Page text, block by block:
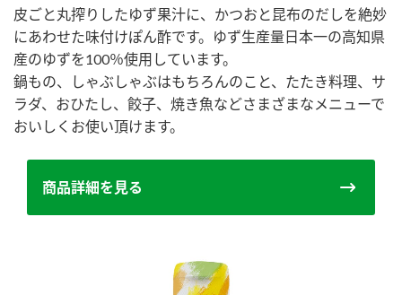
皮ごと丸搾りしたゆず果汁に、かつおと昆布のだしを絶妙
にあわせた味付けぽん酢です。ゆず生産量日本一の高知県
産のゆずを100％使用しています。
鍋もの、しゃぶしゃぶはもちろんのこと、たたき料理、サ
ラダ、おひたし、餃子、焼き魚などさまざまなメニューで
おいしくお使い頂けます。
商品詳細を見る